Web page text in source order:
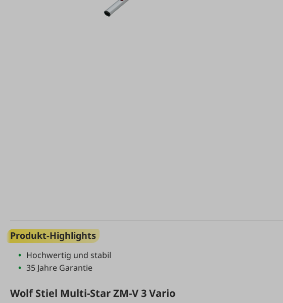
Produkt-Highlights
Hochwertig und stabil
35 Jahre Garantie
Wolf Stiel Multi-Star ZM-V 3 Vario